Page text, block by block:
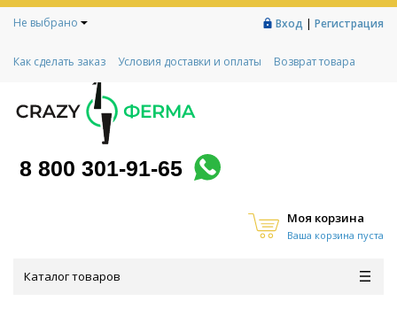
Не выбрано Вход | Регистрация
Как сделать заказ Условия доставки и оплаты
Возврат товара
Контакты
Социальный контракт
Любимая ферма
8 800 301-91-65
Моя корзина
Ваша корзина пуста
Каталог товаров